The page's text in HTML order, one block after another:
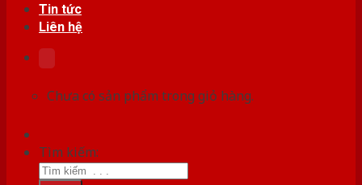
Tin tức
Liên hệ
Chưa có sản phẩm trong giỏ hàng.
Tìm kiếm: